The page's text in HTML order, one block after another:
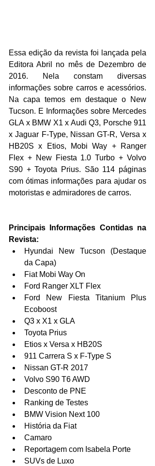
Essa edição da revista foi lançada pela
Editora Abril no mês de Dezembro de
2016. Nela constam diversas
informações sobre carros e acessórios.
Na capa temos em destaque o New
Tucson. E Informações sobre Mercedes
GLA x BMW X1 x Audi Q3, Porsche 911
x Jaguar F-Type, Nissan GT-R, Versa x
HB20S x Etios, Mobi Way + Ranger
Flex + New Fiesta 1.0 Turbo + Volvo
S90 + Toyota Prius. São 114 páginas
com ótimas informações para ajudar os
motoristas e admiradores de carros.
Principais Informações Contidas na
Revista:
Hyundai New Tucson (Destaque
da Capa)
Fiat Mobi Way On
Ford Ranger XLT Flex
Ford New Fiesta Titanium Plus
Ecoboost
Q3 x X1 x GLA
Toyota Prius
Etios x Versa x HB20S
911 Carrera S x F-Type S
Nissan GT-R 2017
Volvo S90 T6 AWD
Desconto de PNE
Ranking de Testes
BMW Vision Next 100
História da Fiat
Camaro
Reportagem com Isabela Porte
SUVs de Luxo